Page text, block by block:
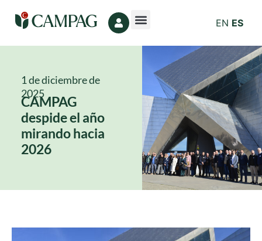
EN ES
1 de diciembre de
2025
CAMPAG
despide el año
mirando hacia
2026